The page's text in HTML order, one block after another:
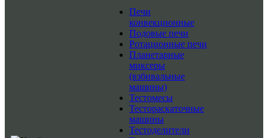
Печи
конвекционные
Подовые печи
Ротационные печи
Планетарные
миксеры
(взбивальные
машины)
Тестомесы
Тестораскаточные
машины
Тестоделители